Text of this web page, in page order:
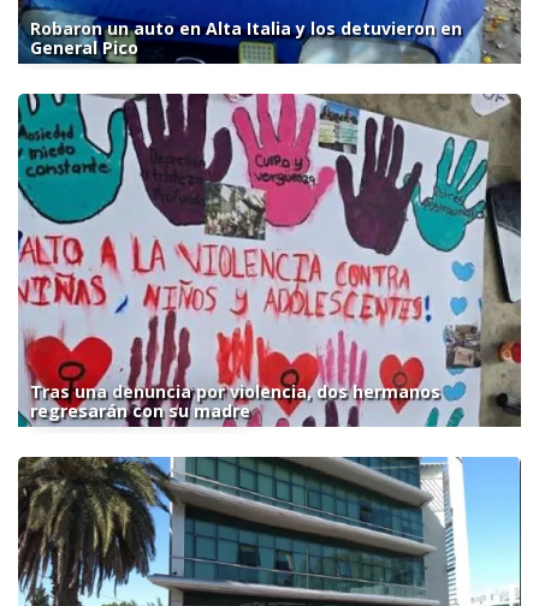
Robaron un auto en Alta Italia y los detuvieron en
General Pico
Tras una denuncia por violencia, dos hermanos
regresarán con su madre